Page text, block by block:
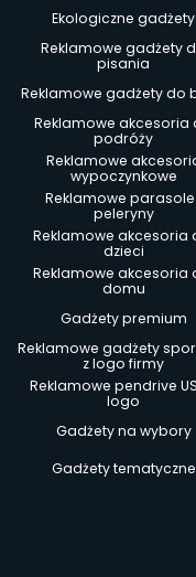
Ekologiczne gadżety
Reklamowe gadżety
pisania
Reklamowe gadżety do
Reklamowe akcesoria
podróży
Reklamowe
wypoczynkowe
Reklamowe parasole
peleryny
Reklamowe akcesoria
dzieci
Reklamowe akcesoria
domu
Gadżety premium
Reklamowe gadżety
z logo firmy
Reklamowe pendrive
logo
Gadżety na wybory
Gadżety tematyczne